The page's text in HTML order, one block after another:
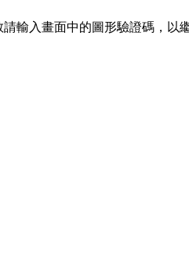
輸入畫面中的圖形驗證碼，以